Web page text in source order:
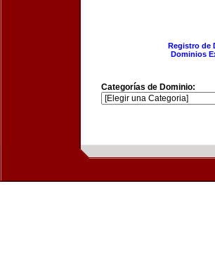
Registro de
Dominios
Categorías de Dominio: